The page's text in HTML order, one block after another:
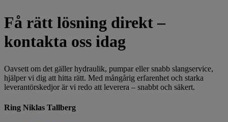
Få rätt lösning direkt –
kontakta oss idag
Oavsett om det gäller hydraulik, pumpar eller snabb slangservice,
hjälper vi dig att hitta rätt. Med mångårig erfarenhet och starka
leverantörskedjor är vi redo att leverera – snabbt och säkert.
Ring Niklas Tallberg